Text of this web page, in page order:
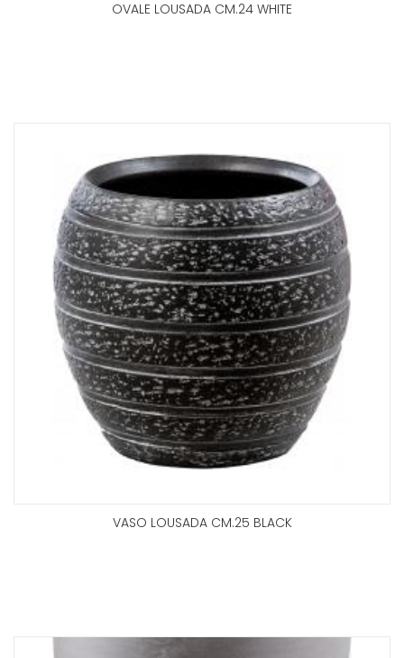
OVALE LOUSADA CM.24 WHITE
VASO LOUSADA CM.25 BLACK